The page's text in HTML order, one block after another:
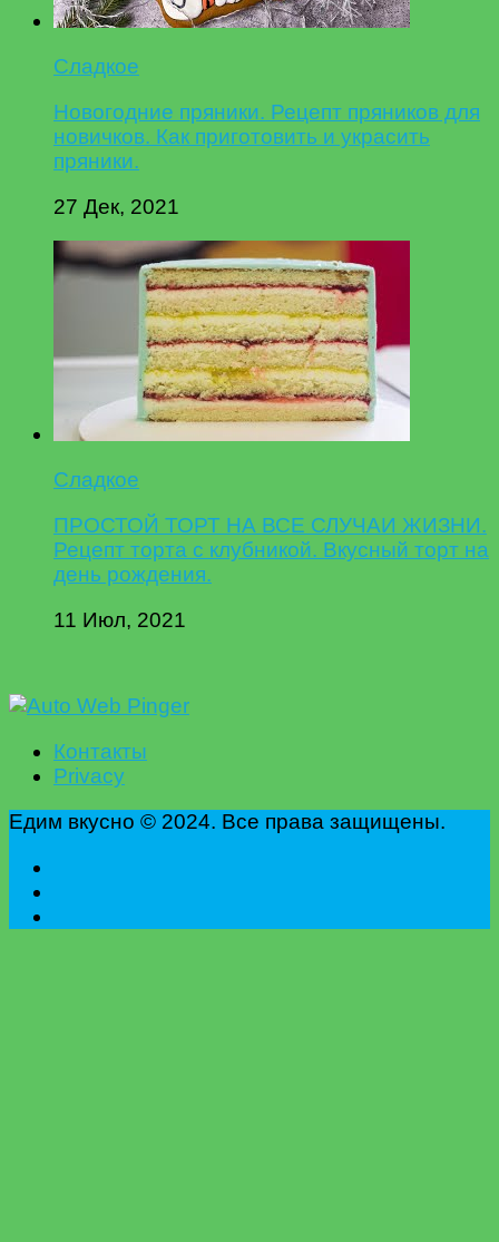
Сладкое
Новогодние пряники. Рецепт пряников для
новичков. Как приготовить и украсить
пряники.
27 Дек, 2021
Сладкое
ПРОСТОЙ ТОРТ НА ВСЕ СЛУЧАИ ЖИЗНИ.
Рецепт торта с клубникой. Вкусный торт на
день рождения.
11 Июл, 2021
Контакты
Privacy
Едим вкусно © 2024. Все права защищены.